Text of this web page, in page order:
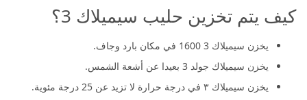
كيف يتم تخزين حليب سيميلاك 3؟
يخزن سيميلاك 3 1600 في مكان بارد وجاف.
يخزن سيميلاك جولد 3 بعيدا عن أشعة الشمس.
يخزن سيميلاك ٣ في درجة حرارة لا تزيد عن 25 درجة مئوية.